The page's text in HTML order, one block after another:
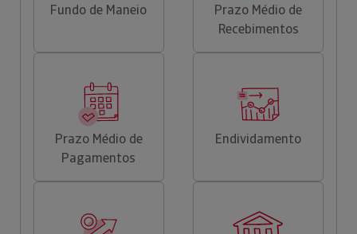
Fundo de Maneio
Prazo Médio de
Recebimentos
Prazo Médio de
Pagamentos
Endividamento